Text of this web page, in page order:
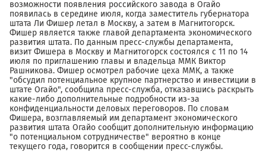
возможности появления российского завода в Огайо
появилась в середине июля, когда заместитель губернатора
штата Ли Фишер летал в Москву, а затем в Магнитогорск.
Фишер является также главой департамента экономического
развития штата. По данным пресс-службы департамента,
визит Фишера в Москву и Магнитогорск состоялся с 11 по 14
июля по приглашению главы и владельца ММК Виктор
Рашникова. Фишер осмотрел рабочие цеха ММК, а также
"обсудил потенциальное крупное партнерство и инвестиции в
штате Огайо", сообщила пресс-служба, отказавшись раскрыть
какие-либо дополнительные подробности из-за
конфиденциальности деловых переговоров. По словам
Фишера, возглавляемый им департамент экономического
развития штата Огайо сообщит дополнительную информацию
"о потенциальном сотрудничестве" вероятно в конце
текущего года, говорится в сообщении пресс-службы.